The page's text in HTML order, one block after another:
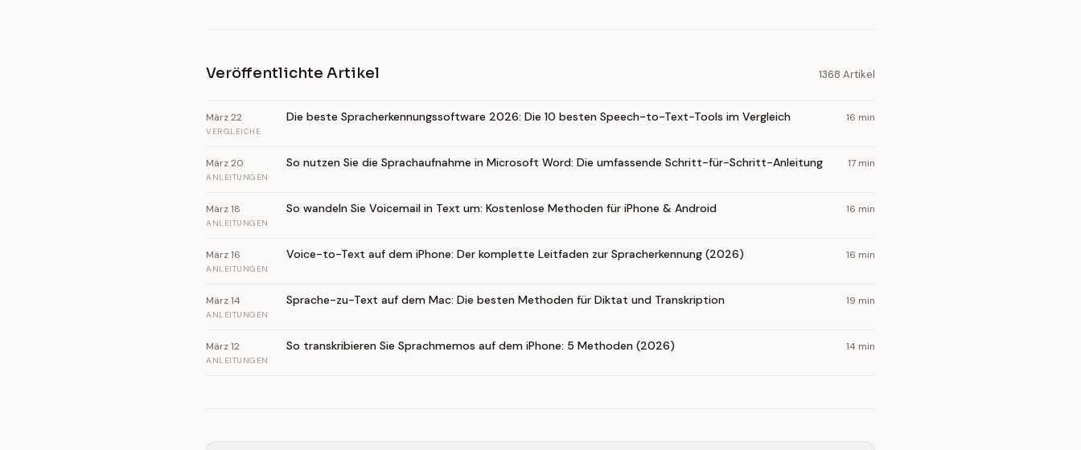
Veröffentlichte Artikel 1368 Artikel
März 22
VERGLEICHE
Die beste Spracherkennungssoftware 2026: Die 10 besten Speech-to-Text-Tools im Vergleich 16 min
März 20
ANLEITUNGEN
So nutzen Sie die Sprachaufnahme in Microsoft Word: Die umfassende Schritt-für-Schritt-Anleitung 17 min
März 18
ANLEITUNGEN
So wandeln Sie Voicemail in Text um: Kostenlose Methoden für iPhone & Android 16 min
März 16
ANLEITUNGEN
Voice-to-Text auf dem iPhone: Der komplette Leitfaden zur Spracherkennung (2026) 16 min
März 14
ANLEITUNGEN
Sprache-zu-Text auf dem Mac: Die besten Methoden für Diktat und Transkription 19 min
März 12
ANLEITUNGEN
So transkribieren Sie Sprachmemos auf dem iPhone: 5 Methoden (2026) 14 min